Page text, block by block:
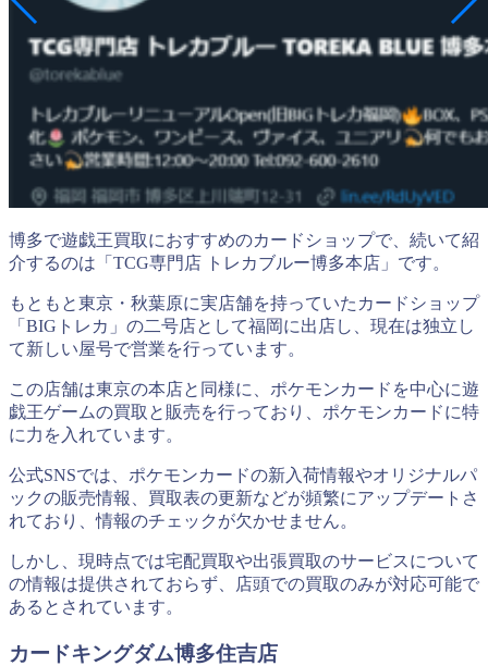
博多で遊戯王買取におすすめのカードショップで、続いて紹
介するのは「TCG専門店 トレカブルー博多本店」です。
もともと東京・秋葉原に実店舗を持っていたカードショップ
「BIGトレカ」の二号店として福岡に出店し、現在は独立し
て新しい屋号で営業を行っています。
この店舗は東京の本店と同様に、ポケモンカードを中心に遊
戯王ゲームの買取と販売を行っており、ポケモンカードに特
に力を入れています。
公式SNSでは、ポケモンカードの新入荷情報やオリジナルパ
ックの販売情報、買取表の更新などが頻繁にアップデートさ
れており、情報のチェックが欠かせません。
しかし、現時点では宅配買取や出張買取のサービスについて
の情報は提供されておらず、店頭での買取のみが対応可能で
あるとされています。
カードキングダム博多住吉店